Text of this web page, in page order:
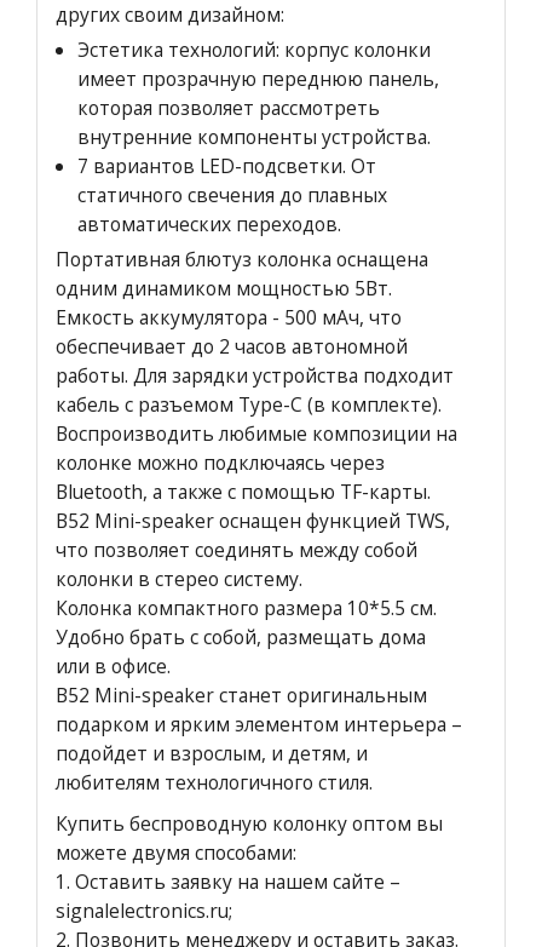
других своим дизайном:
Эстетика технологий: корпус колонки
имеет прозрачную переднюю панель,
которая позволяет рассмотреть
внутренние компоненты устройства.
7 вариантов LED-подсветки. От
статичного свечения до плавных
автоматических переходов.
Портативная блютуз колонка оснащена
одним динамиком мощностью 5Вт.
Емкость аккумулятора - 500 мАч, что
обеспечивает до 2 часов автономной
работы. Для зарядки устройства подходит
кабель с разъемом Type-C (в комплекте).
Воспроизводить любимые композиции на
колонке можно подключаясь через
Bluetooth, а также с помощью TF-карты.
B52 Mini-speaker оснащен функцией TWS,
что позволяет соединять между собой
колонки в стерео систему.
Колонка компактного размера 10*5.5 см.
Удобно брать с собой, размещать дома
или в офисе.
B52 Mini-speaker станет оригинальным
подарком и ярким элементом интерьера –
подойдет и взрослым, и детям, и
любителям технологичного стиля.
Купить беспроводную колонку оптом вы
можете двумя способами:
1. Оставить заявку на нашем сайте –
signalelectronics.ru;
2. Позвонить менеджеру и оставить заказ.